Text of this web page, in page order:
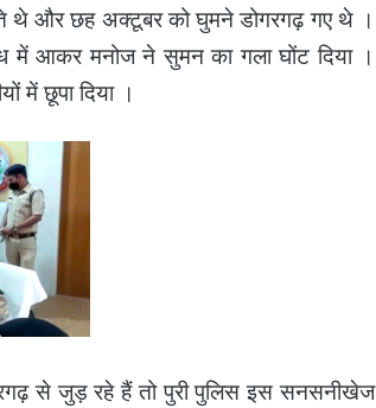
थे और छह अक्टूबर को घुमने डोगरगढ़ गए थे ।
में आकर मनोज ने सुमन का गला घोंट दिया ।
में छूपा दिया ।
से जुड़ रहे हैं तो पुरी पुलिस इस सनसनीखेज